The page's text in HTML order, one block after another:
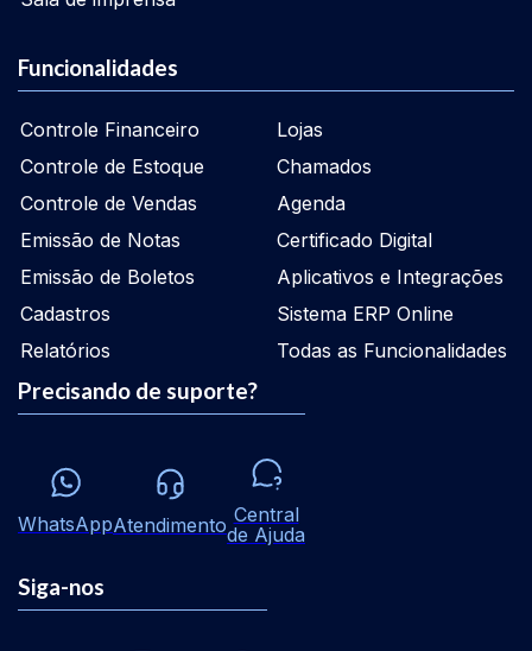
Funcionalidades
Controle Financeiro
Controle de Estoque
Controle de Vendas
Emissão de Notas
Emissão de Boletos
Cadastros
Relatórios
Lojas
Chamados
Agenda
Certificado Digital
Aplicativos e Integrações
Sistema ERP Online
Todas as Funcionalidades
Precisando de suporte?
WhatsAppAtendimento Central
de Ajuda
Siga-nos